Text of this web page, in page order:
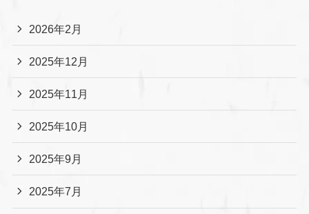
2026年2月
2025年12月
2025年11月
2025年10月
2025年9月
2025年7月